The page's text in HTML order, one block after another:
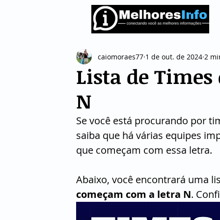
Lista de
N
caiomoraes77 1 de out. de 2024 2
Se você está procurando por
saiba que há várias equipes
que começam com essa letra.
Abaixo, você encontrará uma
começam com a letra N.